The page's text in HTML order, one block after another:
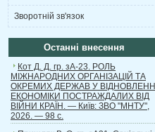
Зворотній зв'язок
Останні внесення
Кот Д. Д. гр. зА-23. РОЛЬ
МІЖНАРОДНИХ ОРГАНІЗАЦІЙ ТА
ОКРЕМИХ ДЕРЖАВ У ВІДНОВЛЕННІ
ЕКОНОМІКИ ПОСТРАЖДАЛИХ ВІД
ВІЙНИ КРАЇН. — Київ: ЗВО "МНТУ",
2026. — 98 с.